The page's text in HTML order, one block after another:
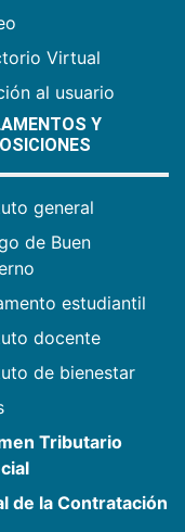
Virtual
al usuario
Y
general
de Buen
estudiantil
docente
de bienestar
Tributario
de la Contratación